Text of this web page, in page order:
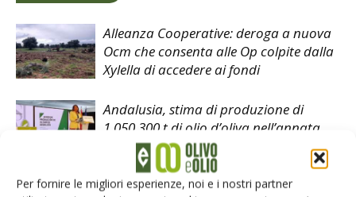
Per fornire le migliori esperienze, noi e i nostri partner
Alleanza Cooperative: deroga a nuova
Ocm che consenta alle Op colpite dalla
Xylella di accedere ai fondi
Andalusia, stima di produzione di
1.050.300 t di olio d’oliva nell’annata
2021-2022
Gennaro Sicolo è tornato alla guida di